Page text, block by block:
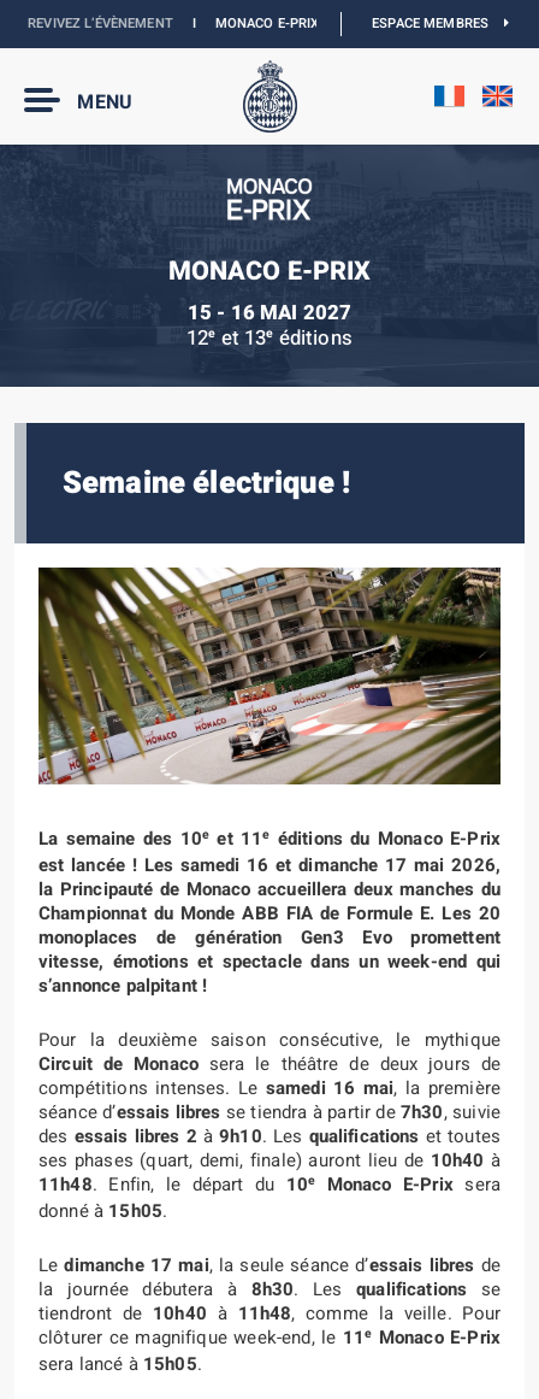
L’ÉVÈNEMENTI MONACO E-PRIX 2027 : LES DATES SONT OFFICIELLES
ESPACE MEMBRES
MENU
MONACO E-PRIX
15 - 16 MAI 2027
12e et 13e éditions
Semaine électrique !
La semaine des 10e et 11e éditions du Monaco E-Prix
est lancée ! Les samedi 16 et dimanche 17 mai 2026,
la Principauté de Monaco accueillera deux manches du
Championnat du Monde ABB FIA de Formule E. Les 20
monoplaces de génération Gen3 Evo promettent
vitesse, émotions et spectacle dans un week-end qui
s’annonce palpitant !
Pour la deuxième saison consécutive, le mythique
Circuit de Monaco sera le théâtre de deux jours de
compétitions intenses. Le samedi 16 mai, la première
séance d’essais libres se tiendra à partir de7h30, suivie
des essais libres 2 à9h10. Les qualifications et toutes
ses phases (quart, demi, finale) auront lieu de 10h40 à
11h48. Enfin, le départ du 10e Monaco E-Prixsera
donné à 15h05.
Ledimanche 17 mai, la seule séance d’essais libres de
la journée débutera à 8h30. Lesqualifications se
tiendront de 10h40 à 11h48, comme la veille. Pour
clôturer ce magnifique week-end, le 11e Monaco E-Prix
sera lancé à 15h05.